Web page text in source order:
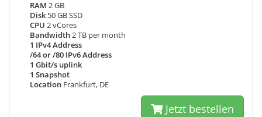
RAM 2 GB
Disk 50 GB SSD
CPU 2 vCores
Bandwidth2 TB per month
1 IPv4 Address
/64 or /80 IPv6 Address
1 Gbit/s uplink
1 Snapshot
Location Frankfurt, DE
Jetzt bestellen